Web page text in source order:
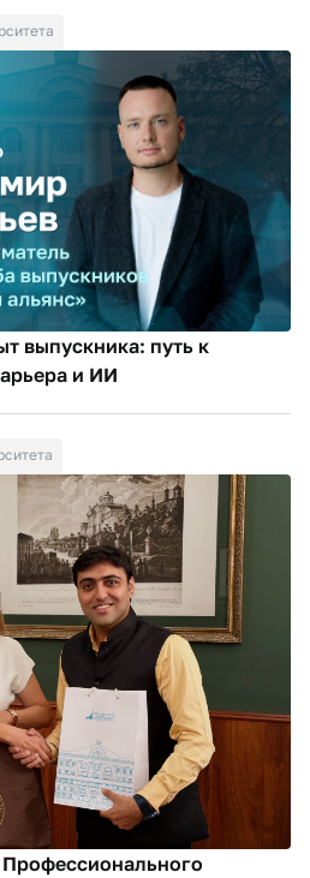
путь к
и ИИ